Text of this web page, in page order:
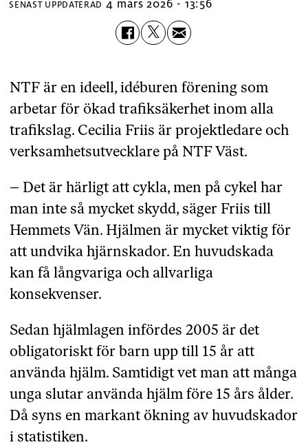
SENAST UPPDATERAD 4 mars 2026 - 13:56
NTF är en ideell, idéburen förening som
arbetar för ökad trafiksäkerhet inom alla
trafikslag. Cecilia Friis är projektledare och
verksamhetsutvecklare på NTF Väst.
– Det är härligt att cykla, men på cykel har
man inte så mycket skydd, säger Friis till
Hemmets Vän. Hjälmen är mycket viktig för
att undvika hjärnskador. En huvudskada
kan få långvariga och allvarliga
konsekvenser.
Sedan hjälmlagen infördes 2005 är det
obligatoriskt för barn upp till 15 år att
använda hjälm. Samtidigt vet man att många
unga slutar använda hjälm före 15 års ålder.
Då syns en markant ökning av huvudskador
i statistiken.